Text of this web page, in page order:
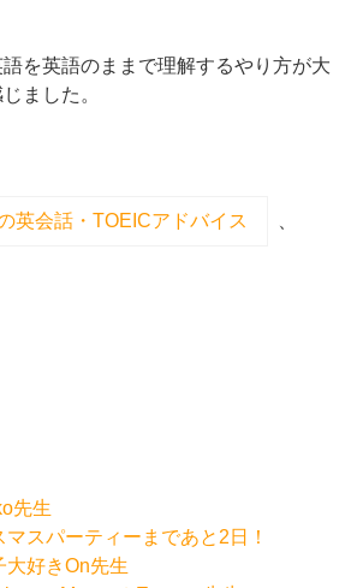
を英語のままで理解するやり方が大
ました。
英会話・TOEICアドバイス
先生
スパーティーまであと2日！
大好きOn先生